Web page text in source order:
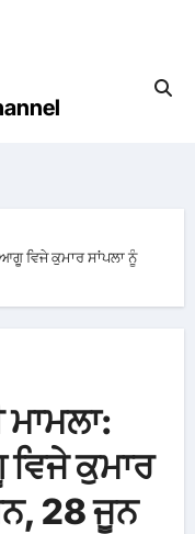
ਵਿਜੇ ਕੁਮਾਰ ਸਾਂਪਲਾ ਨੂੰ
ਕੁਮਾਰ
28 ਜੂਨ